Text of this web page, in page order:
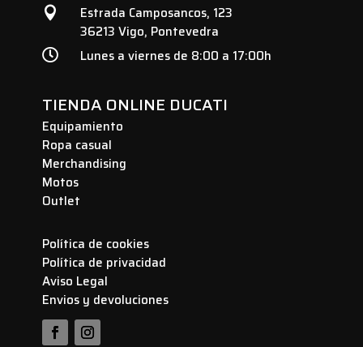

Estrada Camposancos, 123
36213 Vigo, Pontevedra
 Lunes a viernes de 8:00 a 17:00h
TIENDA ONLINE DUCATI
Equipamiento
Ropa casual
Merchandising
Motos
Outlet
Política de cookies
Política de privacidad
Aviso Legal
Envios y devoluciones